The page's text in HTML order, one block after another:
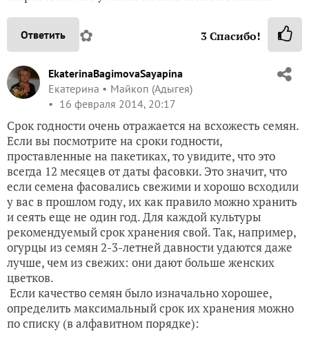
Ответить ✿ 3Спасибо!
EkaterinaBagimovaSayapina
Екатерина
Майкоп (Адыгея)
16 февраля 2014, 20:17
Срок годности очень отражается на всхожесть семян.
Если вы посмотрите на сроки годности,
проставленные на пакетиках, то увидите, что это
всегда 12 месяцев от даты фасовки. Это значит, что
если семена фасовались свежими и хорошо всходили
у вас в прошлом году, их как правило можно хранить
и сеять еще не один год. Для каждой культуры
рекомендуемый срок хранения свой. Так, например,
огурцы из семян 2-3-летней давности удаются даже
лучше, чем из свежих: они дают больше женских
цветков.
Если качество семян было изначально хорошее,
определить максимальный срок их хранения можно
по списку (в алфавитном порядке):